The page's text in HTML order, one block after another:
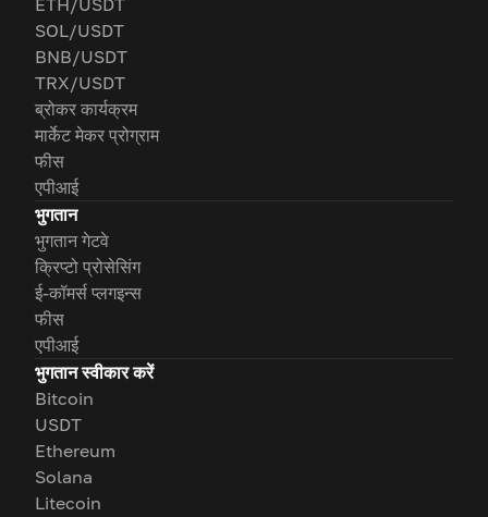
ETH/USDT
SOL/USDT
BNB/USDT
TRX/USDT
ब्रोकर कार्यक्रम
मार्केट मेकर प्रोग्राम
फीस
एपीआई
भुगतान
भुगतान गेटवे
क्रिप्टो प्रोसेसिंग
ई-कॉमर्स प्लगइन्स
फीस
एपीआई
भुगतान स्वीकार करें
Bitcoin
USDT
Ethereum
Solana
Litecoin